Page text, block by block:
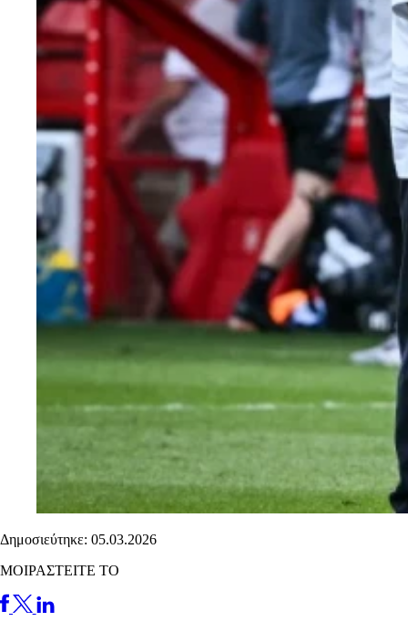
Δημοσιεύτηκε: 05.03.2026
ΜΟΙΡΑΣΤΕΙΤΕ ΤΟ